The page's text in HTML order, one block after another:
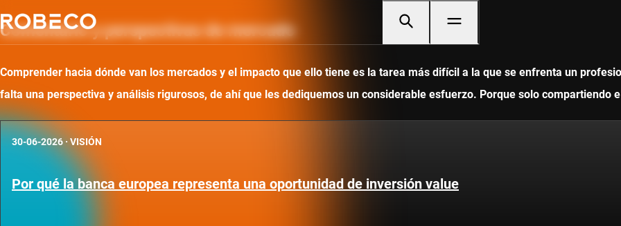
Comentario y perspectivas de mercado
Comprender hacia dónde van los mercados y el impacto que ello tiene es la tarea más difícil a la que se enfrenta un
falta una perspectiva y análisis rigurosos, de ahí que les dediquemos un considerable esfuerzo. Porque solo compartiendo
30-06-2026·VISIÓN
Por qué la banca europea representa una oportunidad de inversión value